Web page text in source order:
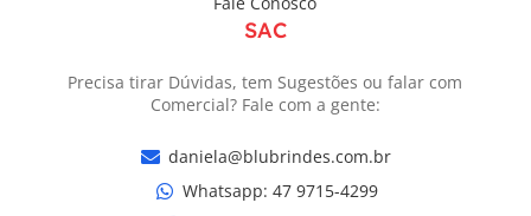
SAC
Precisa tirar Dúvidas, tem Sugestões ou falar com
Comercial? Fale com a gente:
daniela@blubrindes.com.br
Whatsapp: ‎47 9715-4299